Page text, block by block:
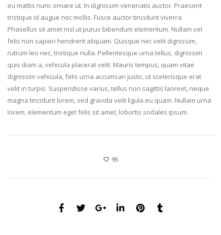
eu mattis nunc ornare ut. In dignissim venenatis auctor. Praesent
tristique id augue nec mollis. Fusce auctor tincidunt viverra.
Phasellus sit amet nisl ut purus bibendum elementum. Nullam vel
felis non sapien hendrerit aliquam. Quisque nec velit dignissim,
rutrum leo nec, tristique nulla. Pellentesque urna tellus, dignissim
quis diam a, vehicula placerat velit. Mauris tempus, quam vitae
dignissim vehicula, felis urna accumsan justo, ut scelerisque erat
velit in turpis. Suspendisse varius, tellus non sagittis laoreet, neque
magna tincidunt lorem, sed gravida velit ligula eu quam. Nullam urna
lorem, elementum eget felis sit amet, lobortis sodales ipsum.
95